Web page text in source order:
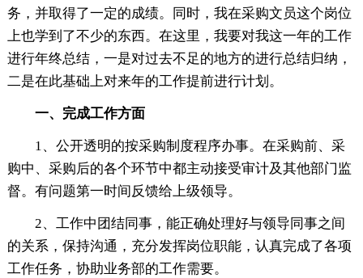
务，并取得了一定的成绩。同时，我在采购文员这个岗位
上也学到了不少的东西。在这里，我要对我这一年的工作
进行年终总结，一是对过去不足的地方的进行总结归纳，
二是在此基础上对来年的工作提前进行计划。
一、完成工作方面
1、公开透明的按采购制度程序办事。在采购前、采
购中、采购后的各个环节中都主动接受审计及其他部门监
督。有问题第一时间反馈给上级领导。
2、工作中团结同事，能正确处理好与领导同事之间
的关系，保持沟通，充分发挥岗位职能，认真完成了各项
工作任务，协助业务部的工作需要。